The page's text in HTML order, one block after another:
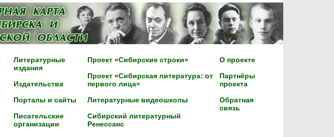
Литературные
издания
Издательства
Порталы и сайты
Писательские
организации
Проект «Сибирские строки»
Проект «Сибирская литература: от
первого лица»
Литературные видеошколы
Сибирский литературный
Ренессанс
О проекте
Партнёры
проекта
Обратная
связь